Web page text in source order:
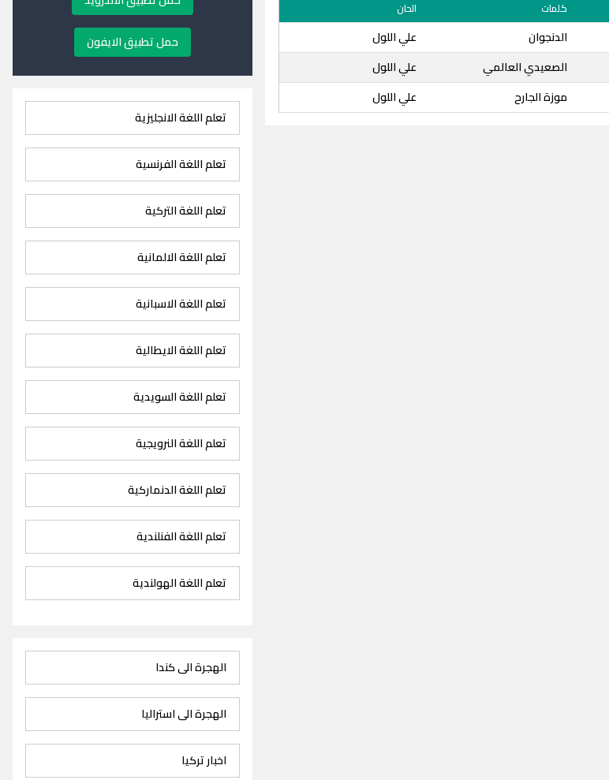
كلمات الحان
الدنجوان
علي اللول
الصعيدي العالمي
علي اللول
موزة الجارح علي اللول
حمل تطبيق الايفون
تعلم اللغة الانجليزية
تعلم اللغة الفرنسية
تعلم اللغة التركية
تعلم اللغة الالمانية
تعلم اللغة الاسبانية
تعلم اللغة الايطالية
تعلم اللغة السويدية
تعلم اللغة النرويجية
تعلم اللغة الدنماركية
تعلم اللغة الفنلندية
تعلم اللغة الهولندية
الهجرة الى كندا
الهجرة الى استراليا
اخبار تركيا